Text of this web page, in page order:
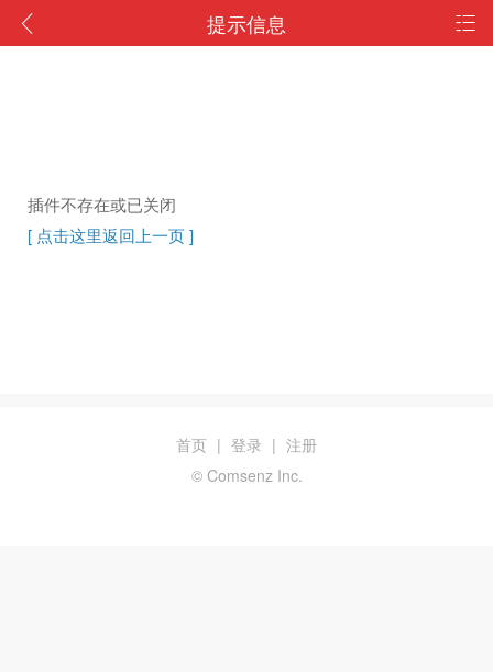
提示信息
插件不存在或已关闭
[ 点击这里返回上一页 ]
首页 | 登录 | 注册
© Comsenz Inc.